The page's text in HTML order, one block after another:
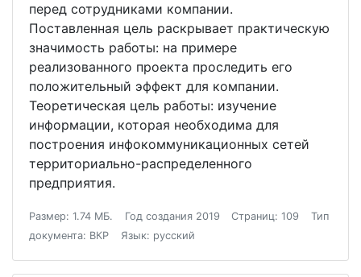
перед сотрудниками компании.
Поставленная цель раскрывает практическую
значимость работы: на примере
реализованного проекта проследить его
положительный эффект для компании.
Теоретическая цель работы: изучение
информации, которая необходима для
построения инфокоммуникационных сетей
территориально-распределенного
предприятия.
Размер: 1.74 МБ. Год создания 2019 Страниц: 109
Тип
документа: ВКР
Язык: русский